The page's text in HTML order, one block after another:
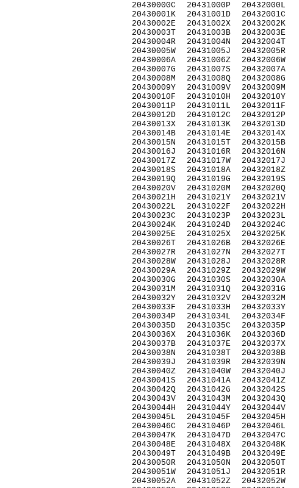
20430000C
20430001K
20430002E
20430003T
20430004R
20430005W
20430006A
20430007G
20430008M
20430009Y
20430010F
20430011P
20430012D
20430013X
20430014B
20430015N
20430016J
20430017Z
20430018S
20430019Q
20430020V
20430021H
20430022L
20430023C
20430024K
20430025E
20430026T
20430027R
20430028W
20430029A
20430030G
20430031M
20430032Y
20430033F
20430034P
20430035D
20430036X
20430037B
20430038N
20430039J
20430040Z
20430041S
20430042Q
20430043V
20430044H
20430045L
20430046C
20430047K
20430048E
20430049T
20430050R
20430051W
20430052A
20431000P
20431001D
20431002X
20431003B
20431004N
20431005J
20431006Z
20431007S
20431008Q
20431009V
20431010H
20431011L
20431012C
20431013K
20431014E
20431015T
20431016R
20431017W
20431018A
20431019G
20431020M
20431021Y
20431022F
20431023P
20431024D
20431025X
20431026B
20431027N
20431028J
20431029Z
20431030S
20431031Q
20431032V
20431033H
20431034L
20431035C
20431036K
20431037E
20431038T
20431039R
20431040W
20431041A
20431042G
20431043M
20431044Y
20431045F
20431046P
20431047D
20431048X
20431049B
20431050N
20431051J
20431052Z
20432000L
20432001C
20432002K
20432003E
20432004T
20432005R
20432006W
20432007A
20432008G
20432009M
20432010Y
20432011F
20432012P
20432013D
20432014X
20432015B
20432016N
20432017J
20432018Z
20432019S
20432020Q
20432021V
20432022H
20432023L
20432024C
20432025K
20432026E
20432027T
20432028R
20432029W
20432030A
20432031G
20432032M
20432033Y
20432034F
20432035P
20432036D
20432037X
20432038B
20432039N
20432040J
20432041Z
20432042S
20432043Q
20432044V
20432045H
20432046L
20432047C
20432048K
20432049E
20432050T
20432051R
20432052W